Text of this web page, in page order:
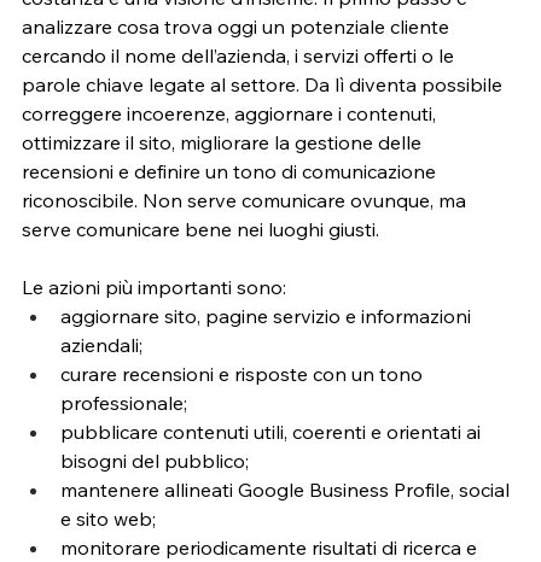
analizzare cosa trova oggi un potenziale cliente
cercando il nome dell’azienda, i servizi offerti o le
parole chiave legate al settore. Da lì diventa possibile
correggere incoerenze, aggiornare i contenuti,
ottimizzare il sito, migliorare la gestione delle
recensioni e definire un tono di comunicazione
riconoscibile. Non serve comunicare ovunque, ma
serve comunicare bene nei luoghi giusti.
Le azioni più importanti sono:
aggiornare sito, pagine servizio e informazioni
aziendali;
curare recensioni e risposte con un tono
professionale;
pubblicare contenuti utili, coerenti e orientati ai
bisogni del pubblico;
mantenere allineati Google Business Profile, social
e sito web;
monitorare periodicamente risultati di ricerca e